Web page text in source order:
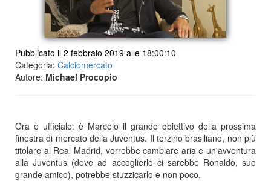
Pubblicato il 2 febbraio 2019 alle 18:00:10
Categoria: Calciomercato
Autore: Michael Procopio
Ora è ufficiale: è Marcelo il grande obiettivo della prossima
finestra di mercato della Juventus. Il terzino brasiliano, non più
titolare al Real Madrid, vorrebbe cambiare aria e un'avventura
alla Juventus (dove ad accoglierlo ci sarebbe Ronaldo, suo
grande amico), potrebbe stuzzicarlo e non poco.